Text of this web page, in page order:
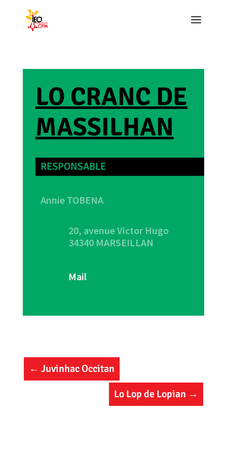
LO CRANC DE
MASSILHAN
RESPONSABLE
Annie TOBENA
20, avenue Victor Hugo
34340 MARSEILLAN
Mail
← Juvinhac Occitan
Lo Lop de Lopian →